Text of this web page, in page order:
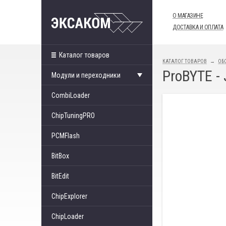
О МАГАЗИНЕ
ДОСТАВКА И ОПЛАТА
Каталог товаров
Модули и переходники
CombiLoader
ChipTuningPRO
PCMFlash
BitBox
BitEdit
ChipExplorer
ChipLoader
КАТАЛОГ ТОВАРОВ
ProBYTE